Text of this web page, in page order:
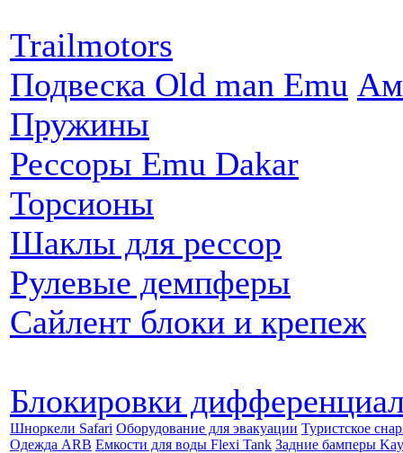
Trailmotors
Подвеска Old man Emu
Пружины
Рессоры Emu Dakar
Торсионы
Шаклы для рессор
Рулевые демпферы
Сайлент блоки и крепеж
Блокировки
Шноркели Safari Оборудование для эвакуации Туристское
Одежда ARB Емкости для воды Flexi Tank Задние бамперы